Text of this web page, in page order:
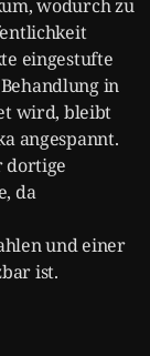
wodurch zu
eingestufte
in
wird, bleibt
angespannt.
dortige
da
und einer
ist.